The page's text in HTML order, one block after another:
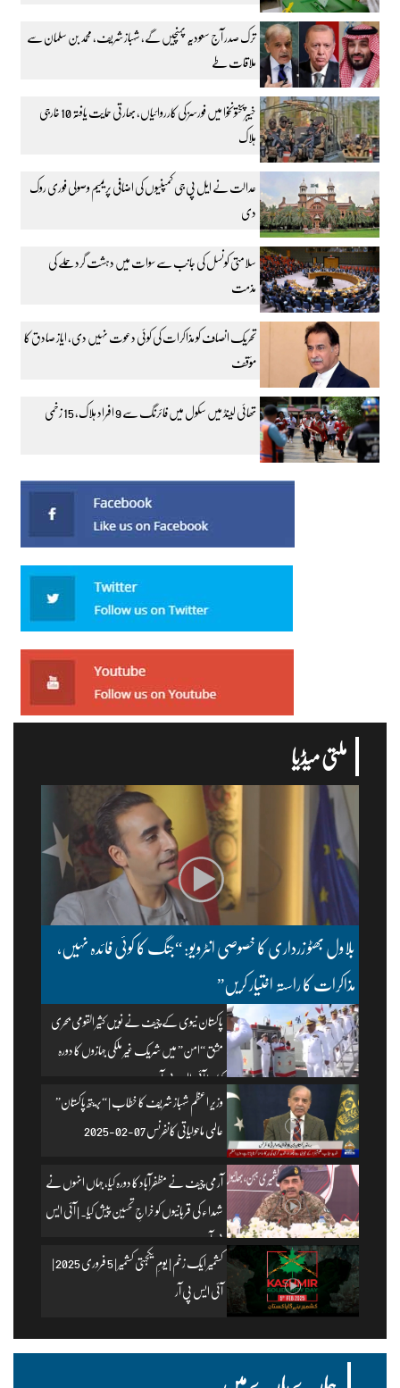
ترک صدر آج سعودیہ پہنچیں گے، شہباز شریف، محمد بن سلمان سے
ملاقات طے
خیبرپختونخوا میں فورسز کی کارروائیاں، بھارتی حمایت یافتہ 10 خارجی
ہلاک
عدالت نے ایل پی جی کمپنیوں کی اضافی پریمیم وصولی فوری روک
دی
سلامتی کونسل کی جانب سے سوات میں دہشت گرد حملے کی
مذمت
تحریک انصاف کو مذاکرات کی کوئی دعوت نہیں دی، ایاز صادق کا
مؤقف
تھائی لینڈ میں سکول میں فائرنگ سے 9 افراد ہلاک، 15 زخمی
ملتی میڈیا
بلاول بھٹو زرداری کا خصوصی انٹرویو: “جنگ کا کوئی فائدہ نہیں،
مذاکرات کا راستہ اختیار کریں”
پاکستان نیوی کے چیف نے نویں کثیر القومی بحری
مشق “امن” میں شریک غیر ملکی جہازوں کا دورہ
کیا۔ | آئی ایس پی آر
وزیرِ اعظم شہباز شریف کا خطاب | “بریتھ پاکستان”
عالمی ماحولیاتی کانفرنس 07-02-2025
آرمی چیف نے مظفرآباد کا دورہ کیا، جہاں انہوں نے
شہداء کی قربانیوں کو خراجِ تحسین پیش کیا۔ | آئی ایس
پی آر
کشمیر ایک زخم | یومِ یکجہتی کشمیر | 5 فروری 2025 |
آئی ایس پی آر